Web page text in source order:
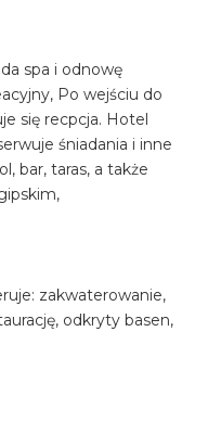
spa i odnowę
Po wejściu do
się recpcja. Hotel
śniadania i inne
bar, taras, a także
zakwaterowanie,
odkryty basen,